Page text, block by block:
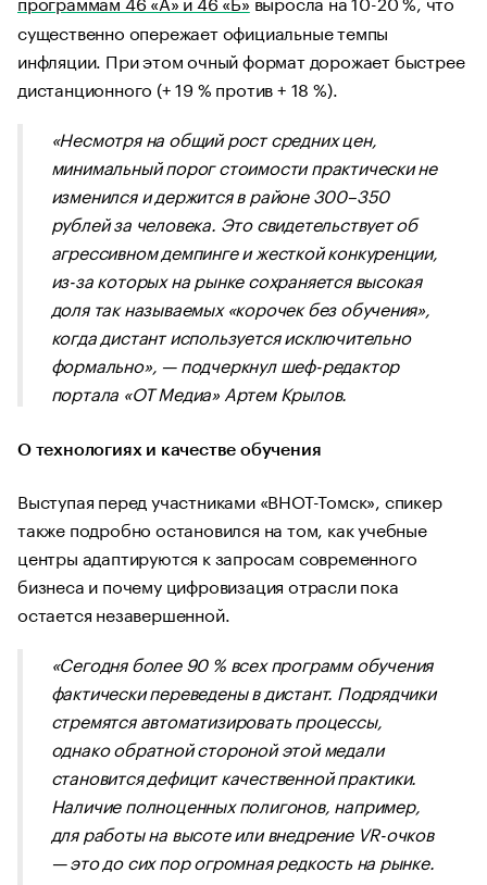
существенно опережает официальные темпы
инфляции. При этом очный формат дорожает быстрее
дистанционного (+ 19 % против + 18 %).
​«Несмотря на общий рост средних цен,
минимальный порог стоимости практически не
изменился и держится в районе 300–350
рублей за человека. Это свидетельствует об
агрессивном демпинге и жесткой конкуренции,
из-за которых на рынке сохраняется высокая
доля так называемых «корочек без обучения»,
когда дистант используется исключительно
формально», — подчеркнул шеф-редактор
портала «ОТ Медиа» Артем Крылов.
О технологиях и качестве обучения
​Выступая перед участниками «ВНОТ-Томск», спикер
также подробно остановился на том, как учебные
центры адаптируются к запросам современного
бизнеса и почему цифровизация отрасли пока
остается незавершенной.
​«Сегодня более 90 % всех программ обучения
фактически переведены в дистант. Подрядчики
стремятся автоматизировать процессы,
однако обратной стороной этой медали
становится дефицит качественной практики.
Наличие полноценных полигонов, например,
для работы на высоте или внедрение VR-очков
— это до сих пор огромная редкость на рынке.